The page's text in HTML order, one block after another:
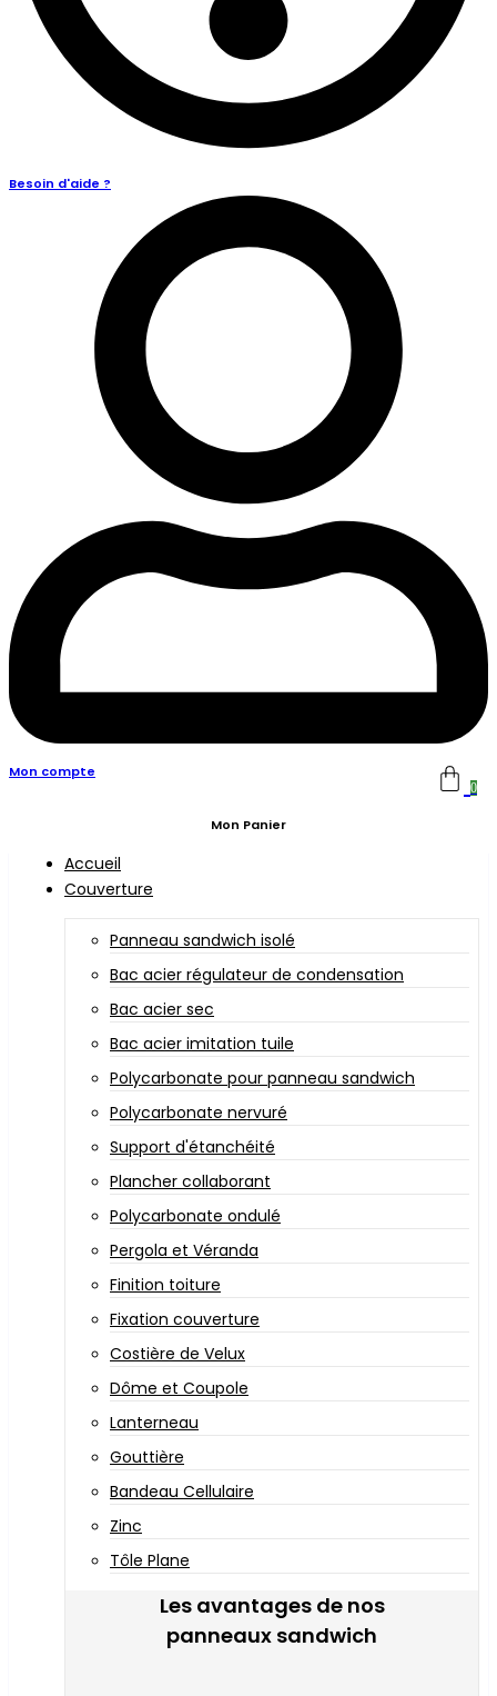
Besoin d'aide ?
Mon compte
0
Mon Panier
Accueil
Couverture
Panneau sandwich isolé
Bac acier régulateur de condensation
Bac acier sec
Bac acier imitation tuile
Polycarbonate pour panneau sandwich
Polycarbonate nervuré
Support d'étanchéité
Plancher collaborant
Polycarbonate ondulé
Pergola et Véranda
Finition toiture
Fixation couverture
Costière de Velux
Dôme et Coupole
Lanterneau
Gouttière
Bandeau Cellulaire
Zinc
Tôle Plane
Les avantages de nos
panneaux sandwich